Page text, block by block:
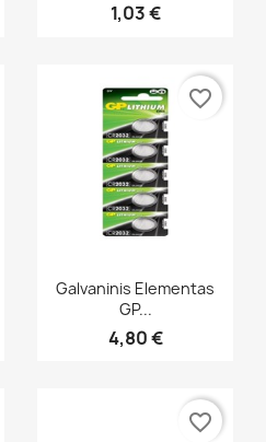
1,03 €
Greita peržiūra
Galvaninis Elementas
GP...
4,80 €
favorite_border
favorite_border